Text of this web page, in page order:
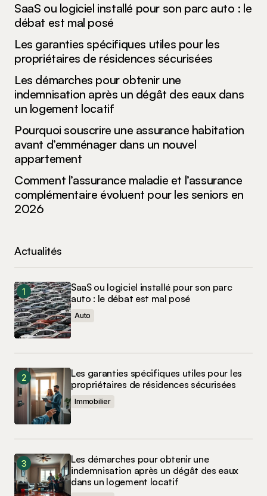
SaaS ou logiciel installé pour son parc auto : le
débat est mal posé
Les garanties spécifiques utiles pour les
propriétaires de résidences sécurisées
Les démarches pour obtenir une
indemnisation après un dégât des eaux dans
un logement locatif
Pourquoi souscrire une assurance habitation
avant d’emménager dans un nouvel
appartement
Comment l’assurance maladie et l’assurance
complémentaire évoluent pour les seniors en
2026
Actualités
SaaS ou logiciel installé pour son parc
auto : le débat est mal posé
Auto
Les garanties spécifiques utiles pour les
propriétaires de résidences sécurisées
Immobilier
Les démarches pour obtenir une
indemnisation après un dégât des eaux
dans un logement locatif